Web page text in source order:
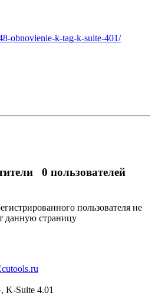
obnovlenie-k-tag-k-suite-401/
0 пользователей
пользователя не
данную страницу
K-Suite 4.01